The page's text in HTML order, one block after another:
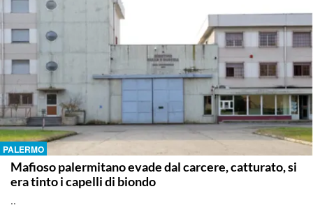
PALERMO
Mafioso palermitano evade dal carcere, catturato, si
era tinto i capelli di biondo
..